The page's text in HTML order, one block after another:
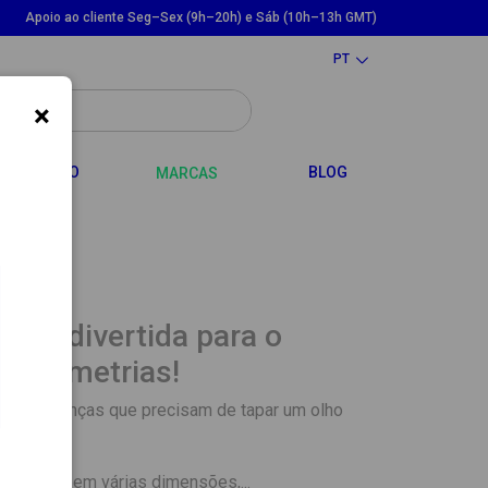
Apoio ao cliente Seg–Sex (9h–20h) e Sáb (10h–13h GMT)
PT
DROPDOWN
CABELOTOGGLE DROPDOWN
MARCAS BLOG
divertida para o
crianças que precisam de tapar um olho
em várias dimensões,...
×